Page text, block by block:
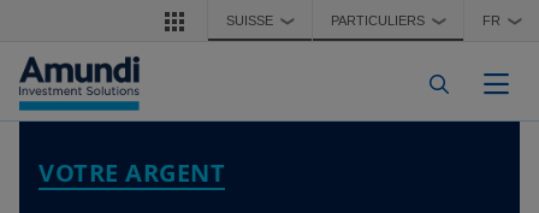
Aller au contenu principal
SUISSE ❯ PARTICULIERS ❯ FR ❯
VOTRE ARGENT